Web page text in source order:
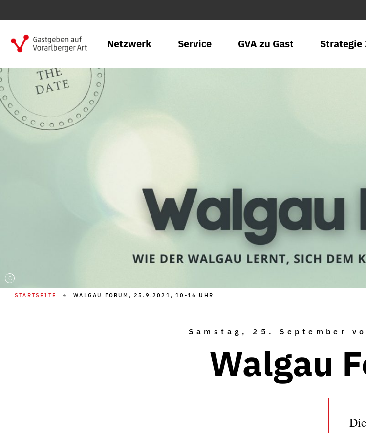
Netzwerk Service GVA zu Gast Strategie
C
STARTSEITE WALGAU FORUM, 25.9.2021, 10-16 UHR
Samstag, 25. September
Walgau